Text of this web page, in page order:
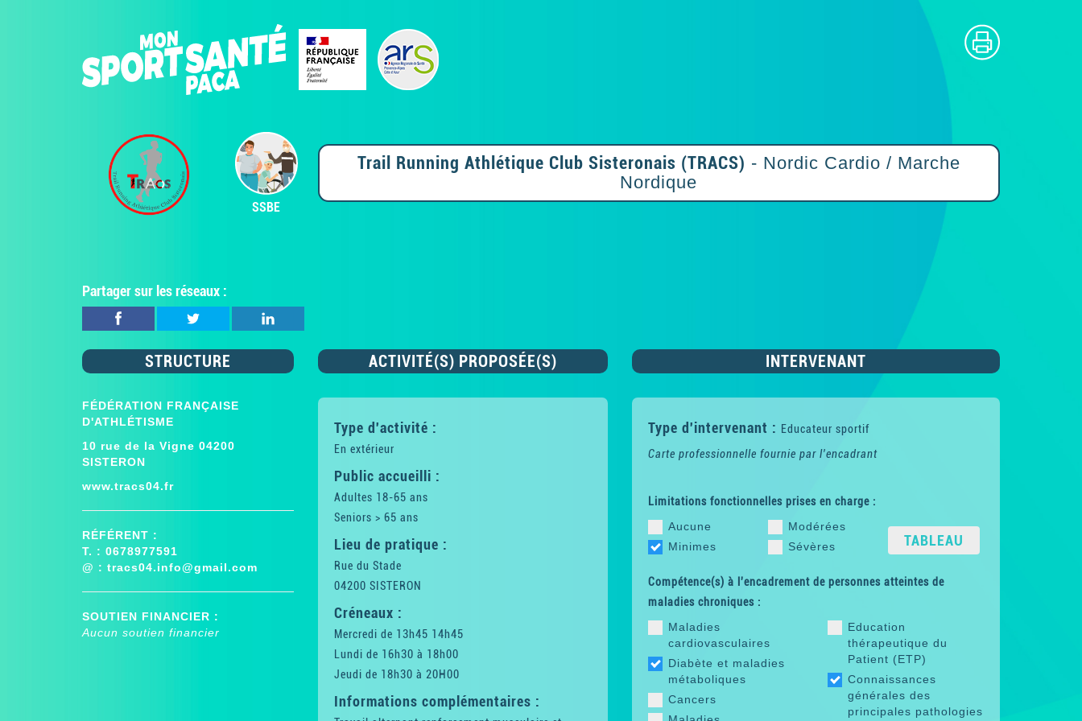
SSBE
Trail Running Athlétique Club Sisteronais (TRACS) - Nordic Cardio / Marche
Nordique
Partager sur les réseaux :
STRUCTURE
FÉDÉRATION FRANÇAISE
D'ATHLÉTISME
10 rue de la Vigne 04200
SISTERON
www.tracs04.fr
RÉFÉRENT :
T. : 0678977591
@ : tracs04.info@gmail.com
SOUTIEN FINANCIER :
Aucun soutien financier
ACTIVITÉ(S) PROPOSÉE(S)
Type d'activité :
En extérieur
Public accueilli :
Adultes 18-65 ans
Seniors > 65 ans
Lieu de pratique :
Rue du Stade
04200 SISTERON
Créneaux :
Mercredi de 13h45 14h45
Lundi de 16h30 à 18h00
Jeudi de 18h30 à 20H00
Informations complémentaires :
INTERVENANT
Type d'intervenant : Educateur sportif
Carte professionnelle fournie par l'encadrant
Limitations fonctionnelles prises en charge :
Aucune
Minimes
Modérées
Sévères
TABLEAU
Compétence(s) à l'encadrement de personnes atteintes de
maladies chroniques :
Maladies
cardiovasculaires
Diabète et maladies
métaboliques
Cancers
Education
thérapeutique du
Patient (ETP)
Connaissances
générales des
principales pathologies